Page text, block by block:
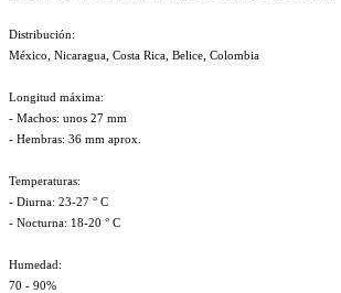
Distribución:
México, Nicaragua, Costa Rica, Belice, Colombia
Longitud máxima:
- Machos: unos 27 mm
- Hembras: 36 mm aprox.
Temperaturas:
- Diurna: 23-27 ° C
- Nocturna: 18-20 ° C
Humedad:
70 - 90%